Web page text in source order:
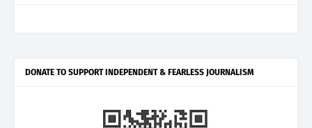
DONATE TO SUPPORT INDEPENDENT & FEARLESS JOURNALISM